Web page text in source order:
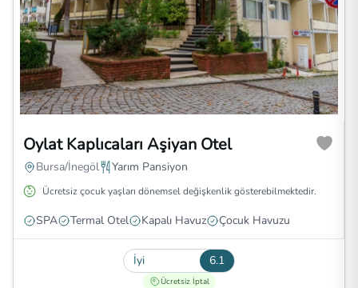
Oylat Kaplıcaları Aşiyan Otel
Bursa/İnegöl Yarım Pansiyon
Ücretsiz çocuk yaşları dönemsel değişkenlik gösterebilmektedir.
SPA Termal Otel Kapalı Havuz Çocuk Havuzu
İyi 6.1
Ücretsiz İptal